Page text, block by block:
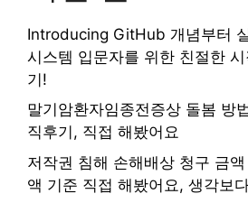
Introducing GitHub 개념부터
시스템 입문자를 위한 친절한
기!
말기암환자임종전증상 돌봄 방
직후기, 직접 해봤어요
저작권 침해 손해배상 청구 금
액 기준 직접 해봤어요, 생각보